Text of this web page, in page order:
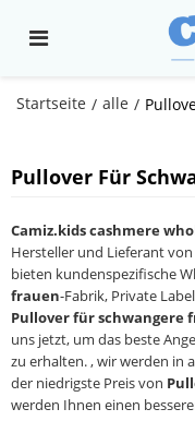
Startseite / alle /
Pullover Für
Camiz.kids cashmere
Hersteller und Lieferant von
bieten kundenspezifische
frauen-Fabrik, Private Label
Pullover für schwangere
uns jetzt, um das beste
zu erhalten. , wir werden in
der niedrigste Preis von
werden Ihnen einen